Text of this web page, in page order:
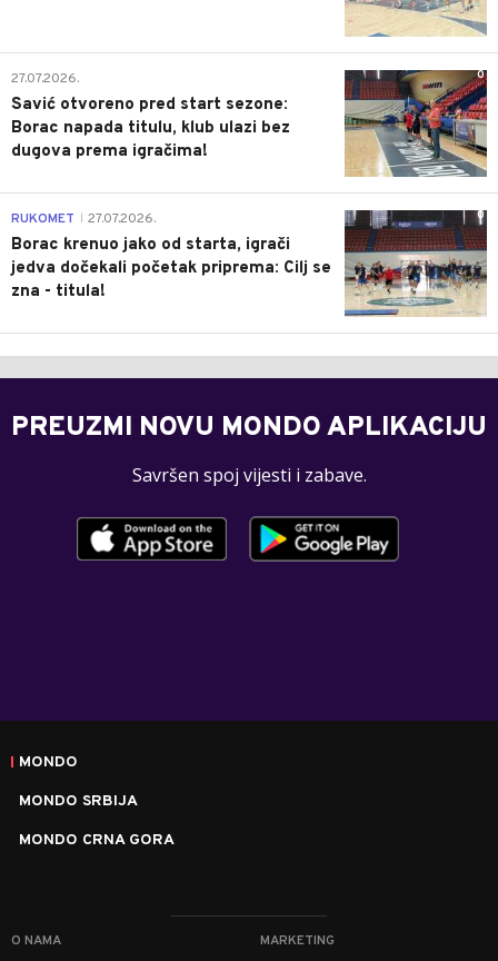
0
27.07.2026.
Savić otvoreno pred start sezone:
Borac napada titulu, klub ulazi bez
dugova prema igračima!
0
RUKOMET 27.07.2026.
Borac krenuo jako od starta, igrači
jedva dočekali početak priprema: Cilj se
zna - titula!
PREUZMI NOVU MONDO APLIKACIJU
Savršen spoj vijesti i zabave.
MONDO
MONDO SRBIJA
MONDO CRNA GORA
O NAMA MARKETING